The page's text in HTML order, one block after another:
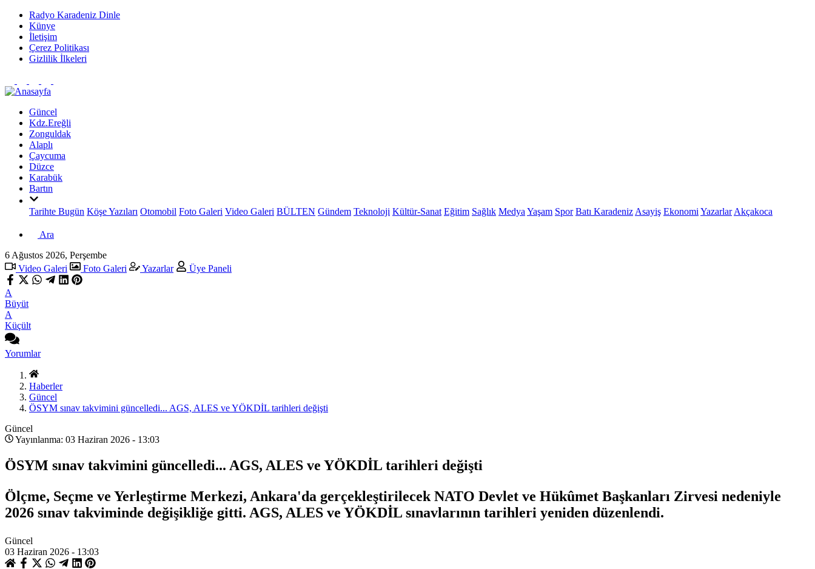
Radyo Karadeniz Dinle
Künye
İletişim
Çerez Politikası
Gizlilik İlkeleri
Güncel
Kdz.Ereğli
Zonguldak
Alaplı
Çaycuma
Düzce
Karabük
Bartın
Tarihte Bugün Köşe Yazıları Otomobil Foto Galeri Video Galeri BÜLTEN Gündem Teknoloji Kültür-Sanat Eğitim Sağlık Medya Yaşam Spor Batı Karadeniz Asayiş Ekonomi Yazarlar Akçakoca
Ara
6 Ağustos 2026, Perşembe
Video Galeri
Foto Galeri Yazarlar Üye Paneli
A
Büyüt
A
Küçült
Yorumlar
Haberler
Güncel
ÖSYM sınav takvimini güncelledi... AGS, ALES ve YÖKDİL tarihleri değişti
Güncel
Yayınlanma: 03 Haziran 2026 - 13:03
ÖSYM sınav takvimini güncelledi... AGS, ALES ve YÖKDİL tarihleri değişti
Ölçme, Seçme ve Yerleştirme Merkezi, Ankara'da gerçekleştirilecek NATO Devlet ve Hükûmet Başkanları Zirvesi nedeniyle
2026 sınav takviminde değişikliğe gitti. AGS, ALES ve YÖKDİL sınavlarının tarihleri yeniden düzenlendi.
Güncel
03 Haziran 2026 - 13:03